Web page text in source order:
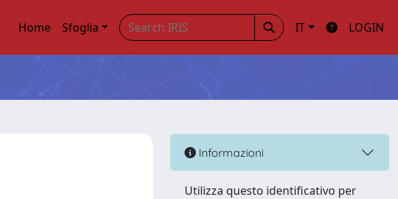
Home Sfoglia IT LOGIN
Informazioni
Utilizza questo identificativo per